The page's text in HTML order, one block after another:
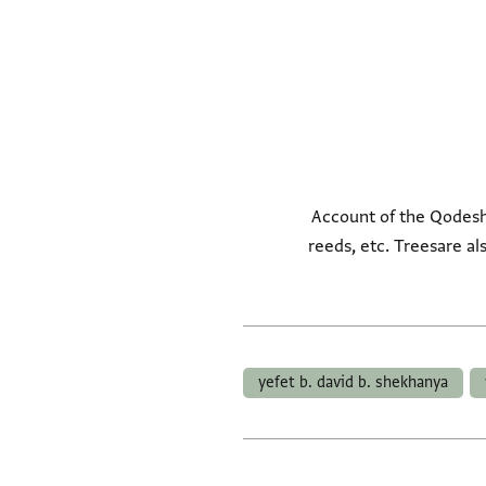
Account of the
reeds, etc. Treesare
yefet b. david b. shekhanya